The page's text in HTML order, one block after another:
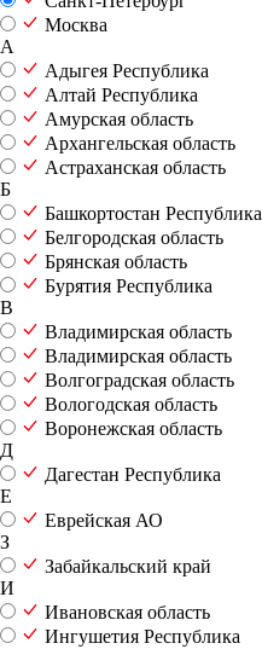
Москва
А
Адыгея Республика
Алтай Республика
Амурская область
Архангельская область
Астраханская область
Б
Башкортостан Республика
Белгородская область
Брянская область
Бурятия Республика
В
Владимирская область
Владимирская область
Волгоградская область
Вологодская область
Воронежская область
Д
Дагестан Республика
Е
Еврейская АО
З
Забайкальский край
И
Ивановская область
Ингушетия Республика